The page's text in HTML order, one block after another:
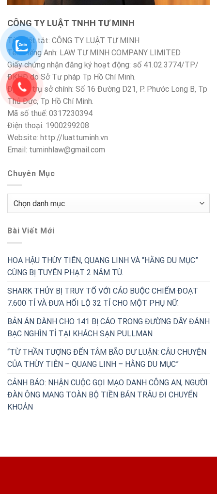
CÔNG TY LUẬT TNHH TƯ MINH
Tên viết tắt: CÔNG TY LUẬT TƯ MINH
Tên Tiếng Anh: LAW TƯ MINH COMPANY LIMITED
Giấy chứng nhận đăng ký hoạt động: số 41.02.3774/TP/
ĐKHĐ do Sở Tư pháp Tp Hồ Chí Minh.
Địa chỉ trụ sở chính: Số 16 Đường D21, P. Phước Long B, Tp
Thủ Đức, Tp Hồ Chí Minh.
Mã số thuế: 0317230394
Điện thoại: 1900299208
Website: http://luattuminh.vn
Email: tuminhlaw@gmail.com
Chuyên Mục
Chuyên
Bài Viết Mới
HOA HẬU THÙY TIÊN, QUANG LINH VÀ “HẰNG DU MỤC”
CÙNG BỊ TUYÊN PHẠT 2 NĂM TÙ.
SHARK THỦY BỊ TRUY TỐ VỚI CÁO BUỘC CHIẾM ĐOẠT
7.600 TỈ VÀ ĐƯA HỐI LỘ 32 TỈ CHO MỘT PHỤ NỮ.
BẢN ÁN DÀNH CHO 141 BỊ CÁO TRONG ĐƯỜNG DÂY ĐÁNH
BẠC NGHÌN TỈ TẠI KHÁCH SẠN PULLMAN
“TỪ THẦN TƯỢNG ĐẾN TÂM BÃO DƯ LUẬN: CÂU CHUYỆN
CỦA THÙY TIÊN – QUANG LINH – HẰNG DU MỤC”
CẢNH BÁO: NHẬN CUỘC GỌI MẠO DANH CÔNG AN, NGƯỜI
ĐÀN ÔNG MANG TOÀN BỘ TIỀN BÁN TRÂU ĐI CHUYỂN
KHOẢN